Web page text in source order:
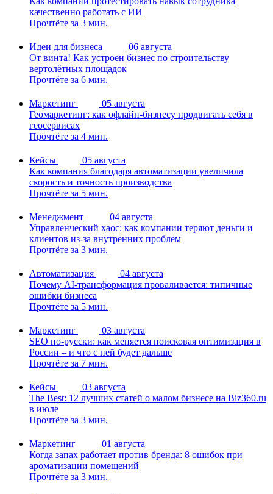
качественно работать с ИИ
Прочтёте за 3 мин.
Идеи для бизнеса
06 августа
От винта! Как устроен бизнес по строительству
вертолётных площадок
Прочтёте за 6 мин.
Маркетинг
05 августа
Геомаркетинг: как офлайн-бизнесу продвигать себя в
геосервисах
Прочтёте за 4 мин.
Кейсы
05 августа
Как компания благодаря автоматизации увеличила
скорость и точность производства
Прочтёте за 5 мин.
Менеджмент
04 августа
Управленческий хаос: как компании теряют деньги и
клиентов из-за внутренних проблем
Прочтёте за 3 мин.
Автоматизация
04 августа
Почему AI-трансформация проваливается: типичные
ошибки бизнеса
Прочтёте за 5 мин.
Маркетинг
03 августа
SEO по-русски: как меняется поисковая оптимизация в
России – и что с ней будет дальше
Прочтёте за 7 мин.
Кейсы
03 августа
The Best: 12 лучших статей о малом бизнесе на Biz360.ru
в июле
Прочтёте за 3 мин.
Маркетинг
01 августа
Когда запах работает против бренда: 8 ошибок при
ароматизации помещений
Прочтёте за 3 мин.